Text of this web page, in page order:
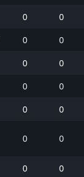
0 0
0 0
0 0
0 0
0 0
0 0
0 0